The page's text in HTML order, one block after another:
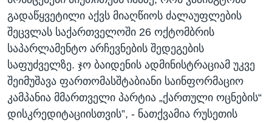
გადაწყვეტილი აქვს მიაღწიოს ძალაუფლების
შეცვლას საქართველოში 26 ოქტომბრის
საპარლამენტო არჩევნების შედეგების
საფუძველზე. ჯო ბაიდენის ადმინისტრაციამ უკვე
შეიმუშავა ფართომასშტაბიანი საინფორმაციო
კამპანია მმართველი პარტია „ქართული ოცნების“
დისკრედიტაციისთვის”, - ნათქვამია რუსეთის